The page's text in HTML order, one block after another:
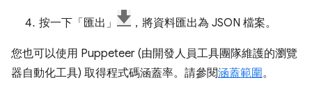
按一下「匯出」 ，將資料匯出為 JSON 檔案。
您也可以使用 Puppeteer (由開發人員工具團隊維護的瀏覽
器自動化工具) 取得程式碼涵蓋率。請參閱涵蓋範圍。